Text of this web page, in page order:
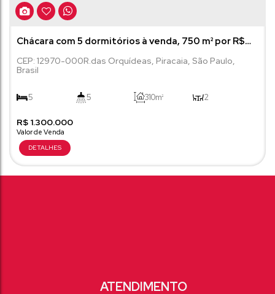
Chácara com 5 dormitórios à venda, 750 m² por R$
1.300.000 - Boa Vista - Piracaia/SP
R$ 1.300.000
CEP: 12970-000R.das Orquídeas, Piracaia, São Paulo,
Brasil
5 5 310m² 2
5